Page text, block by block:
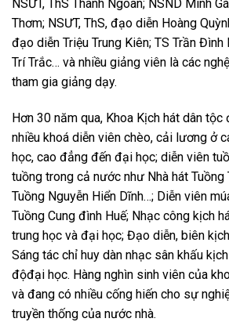
NSƯT, ThS Thanh Ngoan; NSND Minh
Thơm; NSƯT, ThS, đạo diễn Hoàng
đạo diễn Triệu Trung Kiên; TS Trần Đình
Trí Trắc… và nhiều giảng viên là các
tham gia giảng dạy.
Hơn 30 năm qua, Khoa Kịch hát dân
nhiều khoá diễn viên chèo, cải lương ở
học, cao đẳng đến đại học; diễn viên
tuồng trong cả nước như Nhà hát Tuồng
Tuồng Nguyễn Hiển Dĩnh…; Diễn viên
Tuồng Cung đình Huế; Nhạc công kịch
trung học và đại học; Đạo diễn, biên
Sáng tác chỉ huy dàn nhạc sân khấu
độđại học. Hàng nghìn sinh viên của
và đang có nhiều cống hiến cho sự
truyền thống của nước nhà.